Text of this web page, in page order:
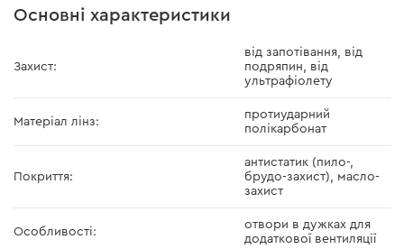
Основні характеристики
Захист:
від запотівання, від
подряпин, від
ультрафіолету
Матеріал лінз:
протиударний
полікарбонат
Покриття:
антистатик (пило-,
брудо-захист), масло-
захист
Особливості:
отвори в дужках для
додаткової вентиляції